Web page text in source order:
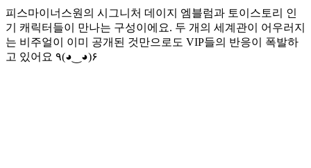
피스마이너스원의 시그니처 데이지 엠블럼과 토이스토리 인
기 캐릭터들이 만나는 구성이에요. 두 개의 세계관이 어우러지
는 비주얼이 이미 공개된 것만으로도 VIP들의 반응이 폭발하
고 있어요 ٩(◕‿◕)۶